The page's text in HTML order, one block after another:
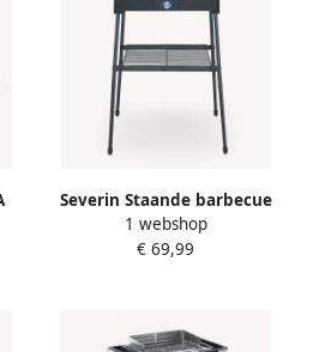
Severin Staande barbecue
PG 8566 Elektrische grill
met grillrooster als
1 webshop
€ 69,99